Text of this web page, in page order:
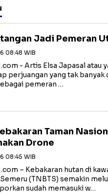
Jadi Pemeran
08:48 WIB
- Artis Elsa Japasal atau
perjuangan yang tak
pemeran …
Taman
Drone
08:45 WIB
– Kebakaran hutan di
(TNBTS) semakin
sudah memasuki w…